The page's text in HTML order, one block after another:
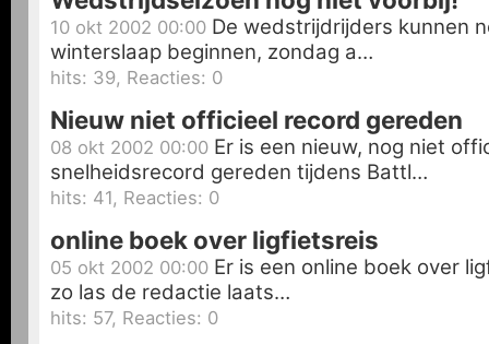
10 okt 2002 00:00 De wedstrijdrijders kunnen
winterslaap beginnen, zondag a…
hits: 39, Reacties: 0
Nieuw niet officieel record gereden
08 okt 2002 00:00 Er is een nieuw, nog niet
snelheidsrecord gereden tijdens Battl…
hits: 41, Reacties: 0
online boek over ligfietsreis
05 okt 2002 00:00 Er is een online boek over
zo las de redactie laats…
hits: 57, Reacties: 0